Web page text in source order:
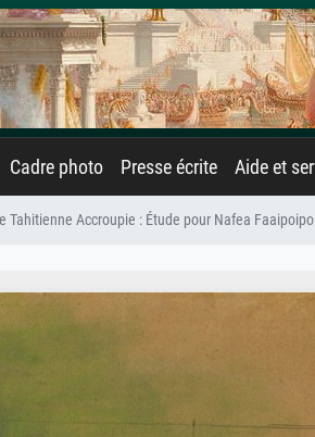
Cadre photo Presse écrite Aide et
Tahitienne Accroupie : Étude pour Nafea Faaipoipo